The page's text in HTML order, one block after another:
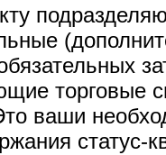
торговые
ваши
статус-